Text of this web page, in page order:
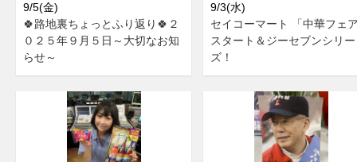
9/5(金)
🍀路地裏ちょっとふり返り🍀２
０２５年９月５日～大切なお知
らせ～
9/3(水)
セイコーマート 「中華フェ
スタート＆ジーセブンシリー
ズ！